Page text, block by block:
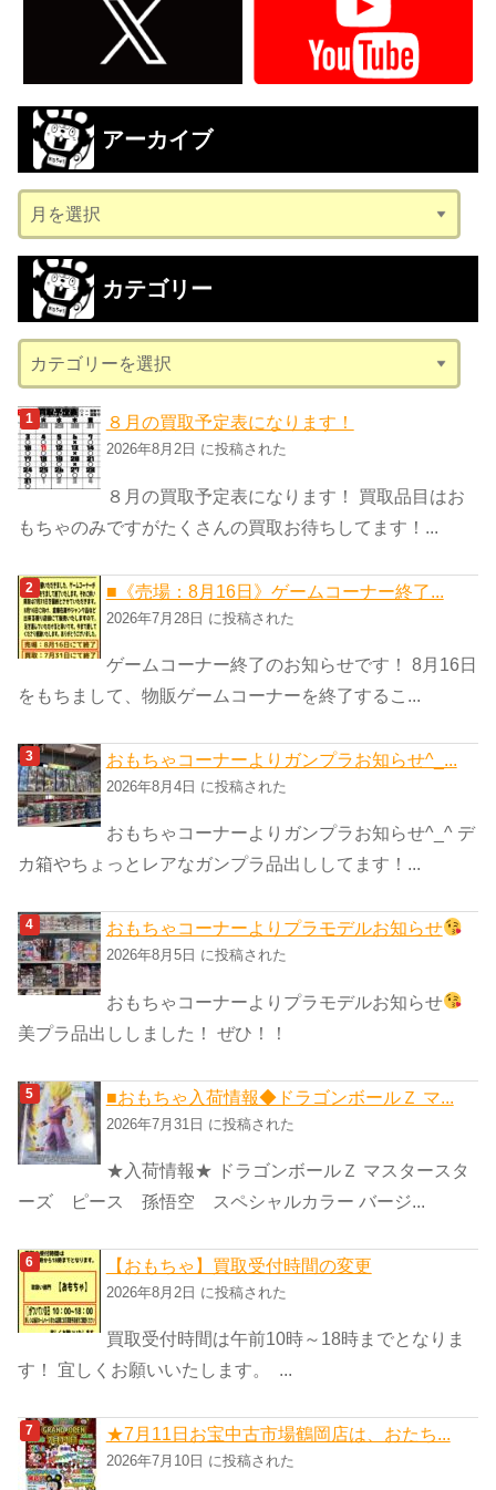
アーカイブ
ー
カ
ブ
カテゴリー
テ
ゴ
リ
ー
８月の買取予定表になります！
2026年8月2日 に投稿された
８月の買取予定表になります！ 買取品目はお
もちゃのみですがたくさんの買取お待ちしてます！...
■《売場：8月16日》ゲームコーナー終了...
2026年7月28日 に投稿された
ゲームコーナー終了のお知らせです！ 8月16日
をもちまして、物販ゲームコーナーを終了するこ...
おもちゃコーナーよりガンプラお知らせ^_...
2026年8月4日 に投稿された
おもちゃコーナーよりガンプラお知らせ^_^ デ
カ箱やちょっとレアなガンプラ品出ししてます！...
おもちゃコーナーよりプラモデルお知らせ
2026年8月5日 に投稿された
おもちゃコーナーよりプラモデルお知らせ
美プラ品出ししました！ ぜひ！！
■おもちゃ入荷情報◆ドラゴンボールＺ マ...
2026年7月31日 に投稿された
★入荷情報★ ドラゴンボールＺ マスタースタ
ーズ ピース 孫悟空 スペシャルカラー バージ...
【おもちゃ】買取受付時間の変更
2026年8月2日 に投稿された
買取受付時間は午前10時～18時までとなりま
す！ 宜しくお願いいたします。 ...
★7月11日お宝中古市場鶴岡店は、おたち...
2026年7月10日 に投稿された